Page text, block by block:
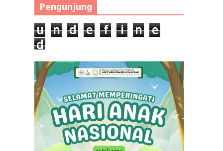
Pengunjung
u n d e f i n
e
d